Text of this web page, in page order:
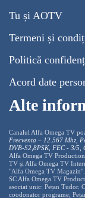
Tu și AOTV
Termeni și
Politică
Acord date
Alte
Canalul Alfa Omega TV
Frecventa – 12.567 Mhz,
DVB-S2,8PSK, FEC - 3/5,
Alfa Omega TV
TV și Alfa Omega TV
"Alfa Omega TV Magazin".
SC Alfa Omega TV
asociat unic: Pețan Tudor.
coodonator programe;